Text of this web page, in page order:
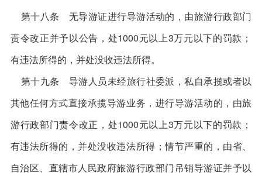
第十八条 无导游证进行导游活动的，由旅游行政部门
责令改正并予以公告，处1000元以上3万元以下的罚款；
有违法所得的，并处没收违法所得。
第十九条 导游人员未经旅行社委派，私自承揽或者以
其他任何方式直接承揽导游业务，进行导游活动的，由旅
游行政部门责令改正，处1000元以上3万元以下的罚款；
有违法所得的，并处没收违法所得；情节严重的，由省、
自治区、直辖市人民政府旅游行政部门吊销导游证并予以